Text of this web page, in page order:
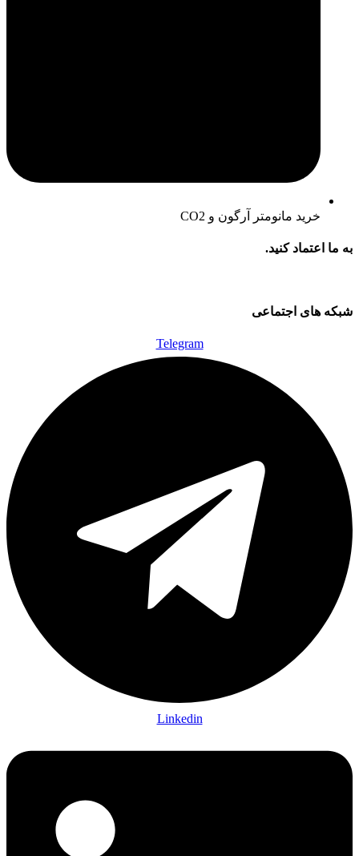
خرید مانومتر آرگون و CO2
به ما اعتماد کنید.
شبکه های اجتماعی
Telegram
Linkedin